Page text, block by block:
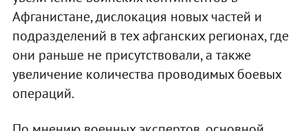
Афганистане, дислокация новых частей и
подразделений в тех афганских регионах, где
они раньше не присутствовали, а также
увеличение количества проводимых боевых
операций.